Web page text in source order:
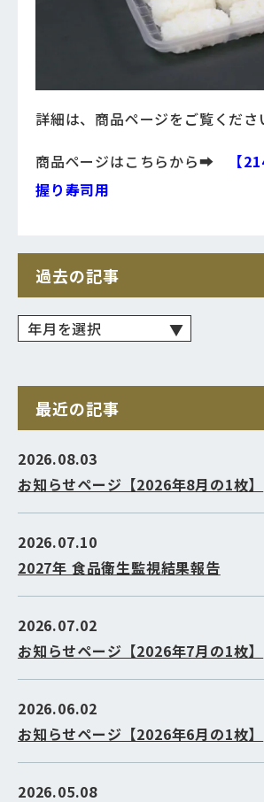
詳細は、商品ページをご覧くださ
商品ページはこちらから➡
【
握り寿司用
過去の記事
最近の記事
2026.08.03
お知らせページ【2026年8月の1枚】
2026.07.10
2027年 食品衛生監視結果報告
2026.07.02
お知らせページ【2026年7月の1枚】
2026.06.02
お知らせページ【2026年6月の1枚】
2026.05.08